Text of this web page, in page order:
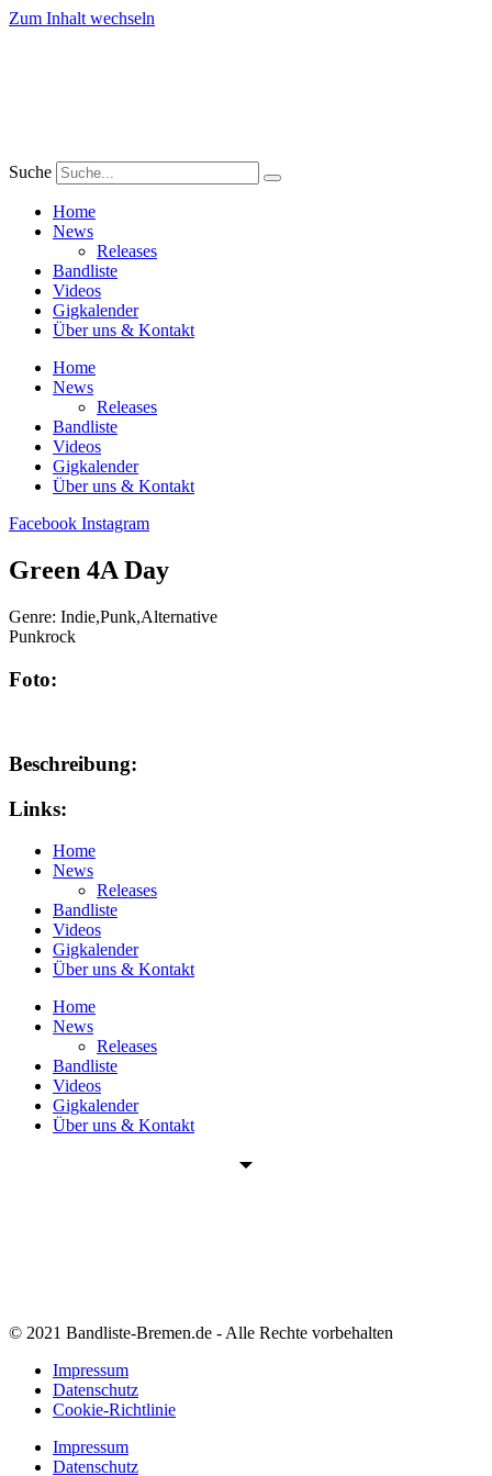
Zum Inhalt wechseln
Suche
Home
News
Releases
Bandliste
Videos
Gigkalender
Über uns & Kontakt
Home
News
Releases
Bandliste
Videos
Gigkalender
Über uns & Kontakt
Facebook Instagram
Green 4A Day
Genre: Indie,Punk,Alternative
Punkrock
Foto:
Beschreibung:
Links:
Home
News
Releases
Bandliste
Videos
Gigkalender
Über uns & Kontakt
Home
News
Releases
Bandliste
Videos
Gigkalender
Über uns & Kontakt
© 2021 Bandliste-Bremen.de - Alle Rechte vorbehalten
Impressum
Datenschutz
Cookie-Richtlinie
Impressum
Datenschutz